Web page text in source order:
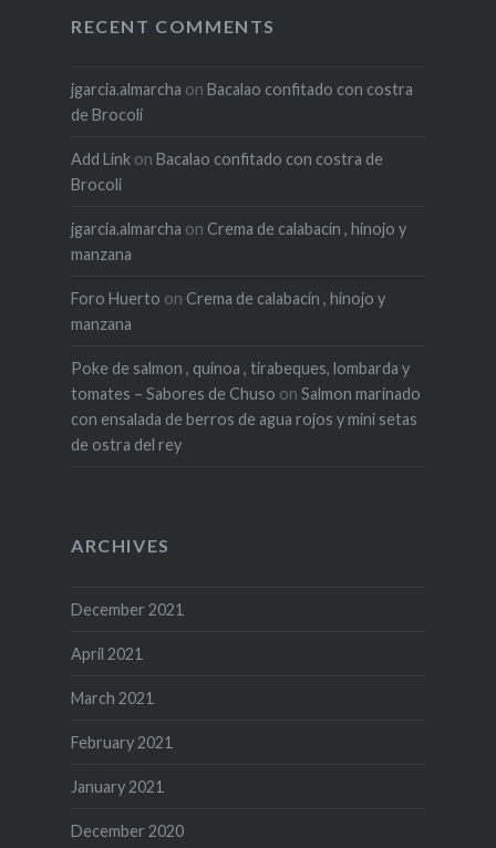
RECENT COMMENTS
jgarcia.almarcha on Bacalao confitado con costra
de Brocoli
Add Linkon Bacalao confitado con costra de
Brocoli
jgarcia.almarcha on Crema de calabacín , hinojo y
manzana
Foro Huerto on Crema de calabacín , hinojo y
manzana
Poke de salmon , quinoa , tirabeques, lombarda y
tomates – Sabores de Chuso on Salmon marinado
con ensalada de berros de agua rojos y mini setas
de ostra del rey
ARCHIVES
December 2021
April 2021
March 2021
February 2021
January 2021
December 2020